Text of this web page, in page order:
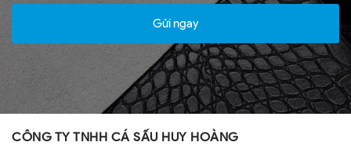
Gửi ngay
CÔNG TY TNHH CÁ SẤU HUY HOÀNG